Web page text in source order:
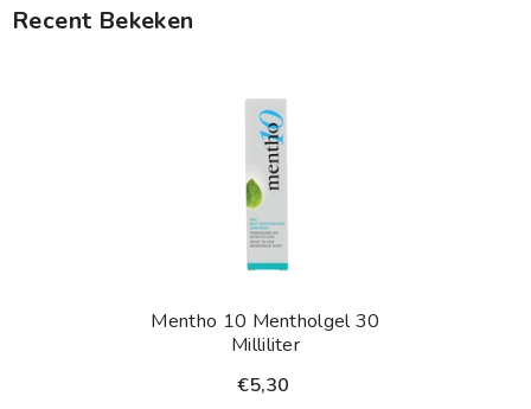
Recent Bekeken
Mentho 10 Mentholgel 30
Milliliter
€5,30